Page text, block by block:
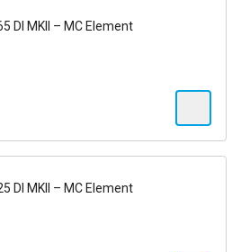
DI MKII – MC Element
DI MKII – MC Element